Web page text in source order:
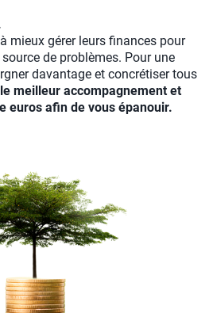
mieux gérer leurs finances pour
de problèmes. Pour une
davantage et concrétiser tous
meilleur accompagnement et
euros afin de vous épanouir.